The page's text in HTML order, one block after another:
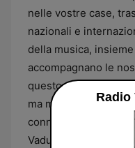
nelle vostre case,
nazionali e
della musica,
accompagnano le
questo viaggio
ma mosso dalla pura
connessione
Vadue Online, dove
Radio